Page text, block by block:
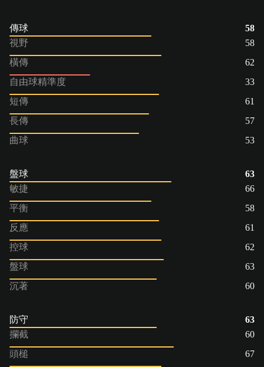
傳球
58
視野
58
橫傳
62
自由球精準度
33
短傳
61
長傳
57
曲球
53
盤球
63
敏捷
66
平衡
58
反應
61
控球
62
盤球
63
沉著
60
防守
63
攔截
60
頭槌
67